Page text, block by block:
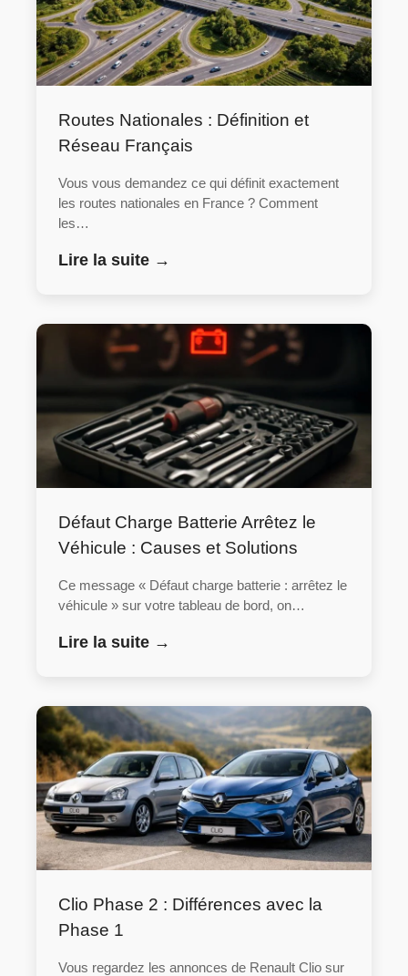
Routes Nationales : Définition et
Réseau Français
Vous vous demandez ce qui définit exactement
les routes nationales en France ? Comment
les…
Lire la suite →
Défaut Charge Batterie Arrêtez le
Véhicule : Causes et Solutions
Ce message « Défaut charge batterie : arrêtez le
véhicule » sur votre tableau de bord, on…
Lire la suite →
Clio Phase 2 : Différences avec la
Phase 1
Vous regardez les annonces de Renault Clio sur